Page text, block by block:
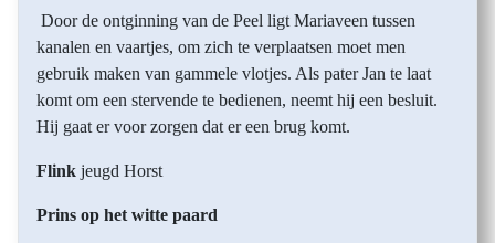
Door de ontginning van de Peel ligt Mariaveen tussen
kanalen en vaartjes, om zich te verplaatsen moet men
gebruik maken van gammele vlotjes. Als pater Jan te laat
komt om een stervende te bedienen, neemt hij een besluit.
Hij gaat er voor zorgen dat er een brug komt.
Flink jeugd Horst
Prins op het witte paard